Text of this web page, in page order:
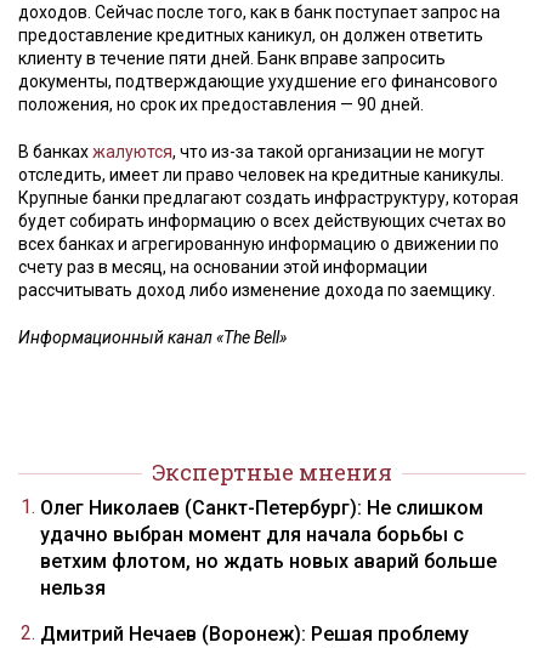
доходов. Сейчас после того, как в банк поступает запрос на
предоставление кредитных каникул, он должен ответить
клиенту в течение пяти дней. Банк вправе запросить
документы, подтверждающие ухудшение его финансового
положения, но срок их предоставления — 90 дней.
В банкахжалуются, что из-за такой организации не могут
отследить, имеет ли право человек на кредитные каникулы.
Крупные банки предлагают создать инфраструктуру, которая
будет собирать информацию о всех действующих счетах во
всех банках и агрегированную информацию о движении по
счету раз в месяц, на основании этой информации
рассчитывать доход либо изменение дохода по заемщику.
Информационный канал «The Bell»
Экспертные мнения
Олег Николаев (Санкт-Петербург): Не слишком
удачно выбран момент для начала борьбы с
ветхим флотом, но ждать новых аварий больше
нельзя
Дмитрий Нечаев (Воронеж): Решая проблему